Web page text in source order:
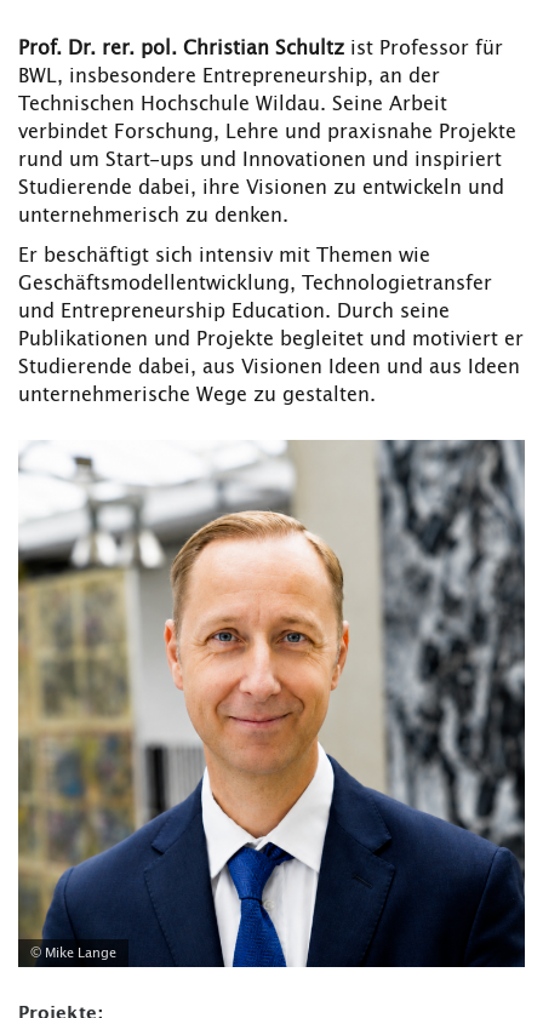
Prof. Dr. rer. pol. Christian Schultz ist Professor für
BWL, insbesondere Entrepreneurship, an der
Technischen Hochschule Wildau. Seine Arbeit
verbindet Forschung, Lehre und praxisnahe Projekte
rund um Start-ups und Innovationen und inspiriert
Studierende dabei, ihre Visionen zu entwickeln und
unternehmerisch zu denken.
Er beschäftigt sich intensiv mit Themen wie
Geschäftsmodellentwicklung, Technologietransfer
und Entrepreneurship Education. Durch seine
Publikationen und Projekte begleitet und motiviert er
Studierende dabei, aus Visionen Ideen und aus Ideen
unternehmerische Wege zu gestalten.
© Mike Lange
Projekte: